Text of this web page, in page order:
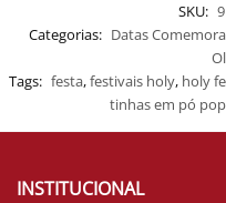
SKU:
Categorias: Datas
Tags: festa,festivais holy, holy
tinhas em pó
INSTITUCIONAL